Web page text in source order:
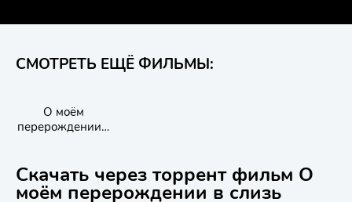
СМОТРЕТЬ ЕЩЁ ФИЛЬМЫ:
О моём
перерождении в
Скачать через торрент фильм О
моём перерождении в слизь